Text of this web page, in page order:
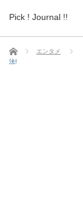
Pick ! Journal !!
ホーム エンタメ
法!